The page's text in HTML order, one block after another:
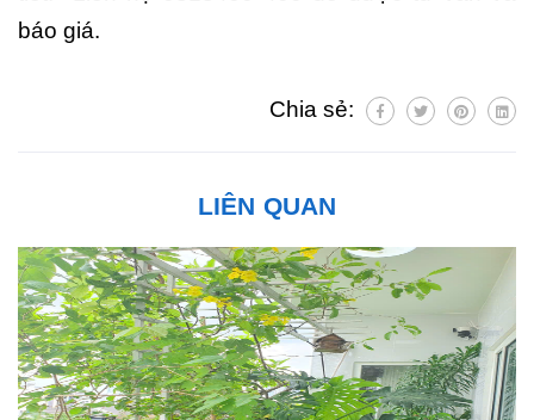
báo giá.
Chia sẻ:
LIÊN QUAN